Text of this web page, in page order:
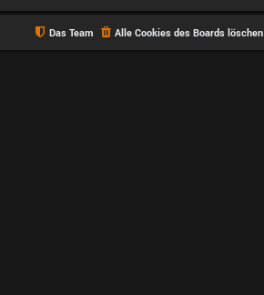
Alle Cookies des Boards löschen
Das Team